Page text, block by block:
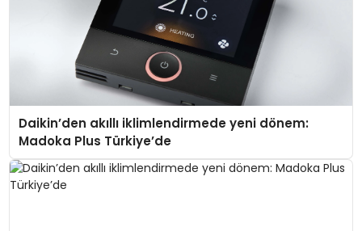
Daikin’den akıllı iklimlendirmede yeni dönem:
Madoka Plus Türkiye’de